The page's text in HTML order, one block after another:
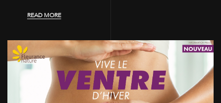
READ MORE